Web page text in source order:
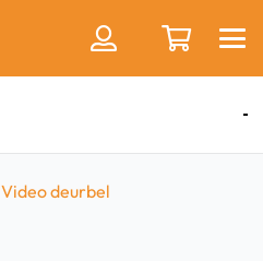
Video deurbel